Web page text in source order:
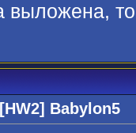
выложена,
Babylon5